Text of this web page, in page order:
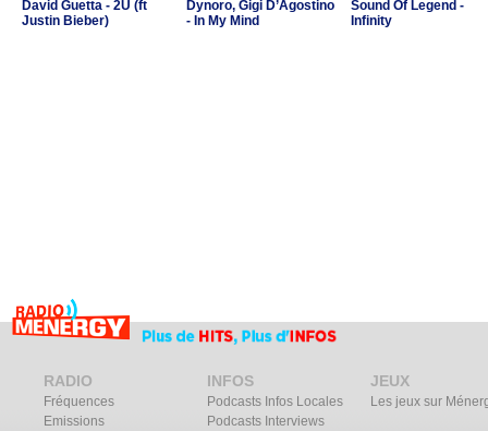
David Guetta - 2U (ft
Justin Bieber)
Dynoro, Gigi D’Agostino
- In My Mind
Sound Of Legend -
Infinity
RADIO
Fréquences
Emissions
INFOS
Podcasts Infos Locales
Podcasts Interviews
JEUX
Les jeux sur